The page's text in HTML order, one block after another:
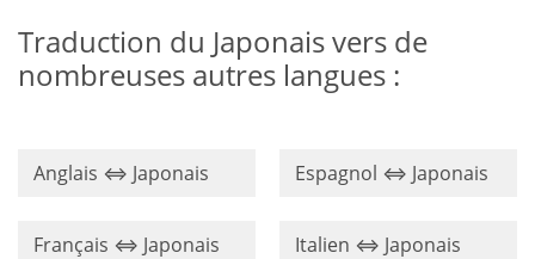
Traduction du Japonais vers de
nombreuses autres langues :
Anglais ⇔ Japonais Espagnol ⇔ Japonais
Français ⇔ Japonais Italien ⇔ Japonais